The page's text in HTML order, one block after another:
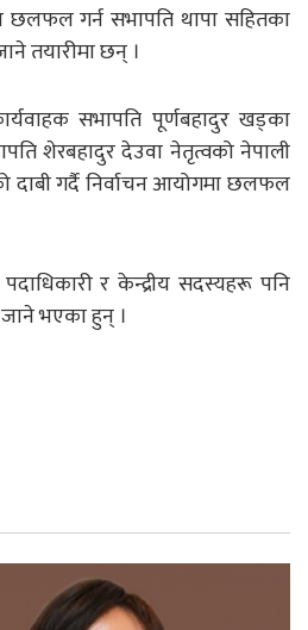
छलफल गर्न सभापति थापा सहितका
तयारीमा छन् ।
सभापति पूर्णबहादुर खड्का
शेरबहादुर देउवा नेतृत्वको नेपाली
गर्दै निर्वाचन आयोगमा छलफल
र केन्द्रीय सदस्यहरू पनि
भएका हुन् ।